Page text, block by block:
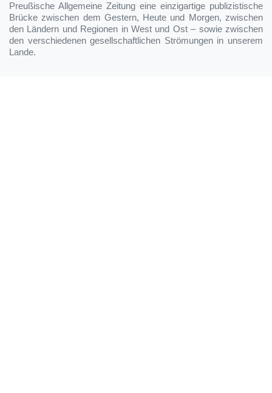
Preußische Allgemeine Zeitung eine einzigartige publizistische
Brücke zwischen dem Gestern, Heute und Morgen, zwischen
den Ländern und Regionen in West und Ost – sowie zwischen
den verschiedenen gesellschaftlichen Strömungen in unserem
Lande.